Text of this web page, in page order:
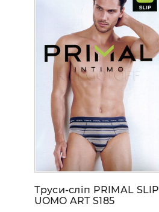
Труси-сліп PRIMAL SLIP
UOMO ART S185